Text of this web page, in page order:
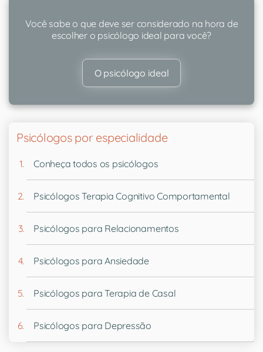
Você sabe o que deve ser considerado na hora de
escolher o psicólogo ideal para você?
O psicólogo ideal
Psicólogos por especialidade
Conheça todos os psicólogos
Psicólogos Terapia Cognitivo Comportamental
Psicólogos para Relacionamentos
Psicólogos para Ansiedade
Psicólogos para Terapia de Casal
Psicólogos para Depressão